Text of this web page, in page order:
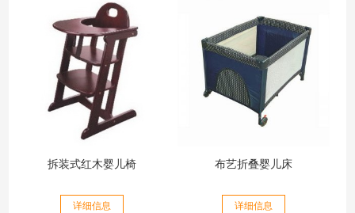
拆装式红木婴儿椅
详细信息
布艺折叠婴儿床
详细信息